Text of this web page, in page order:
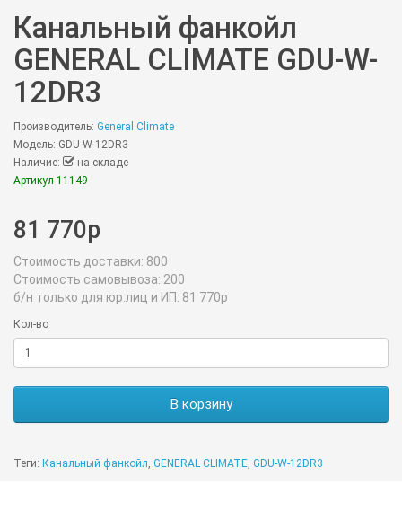
Канальный фанкойл
GENERAL CLIMATE GDU-W-
12DR3
Производитель: General Climate
Модель: GDU-W-12DR3
Наличие:
на складе
Артикул 11149
81 770р
Стоимость доставки: 800
Стоимость самовывоза: 200
б/н только для юр.лиц и ИП: 81 770р
Кол-во
В корзину
Теги: Канальный фанкойл GENERAL CLIMATE GDU-W-12DR3